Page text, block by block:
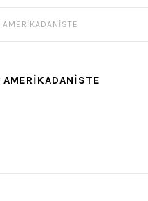
AMERIKADANISTE
AMERIKADANISTE